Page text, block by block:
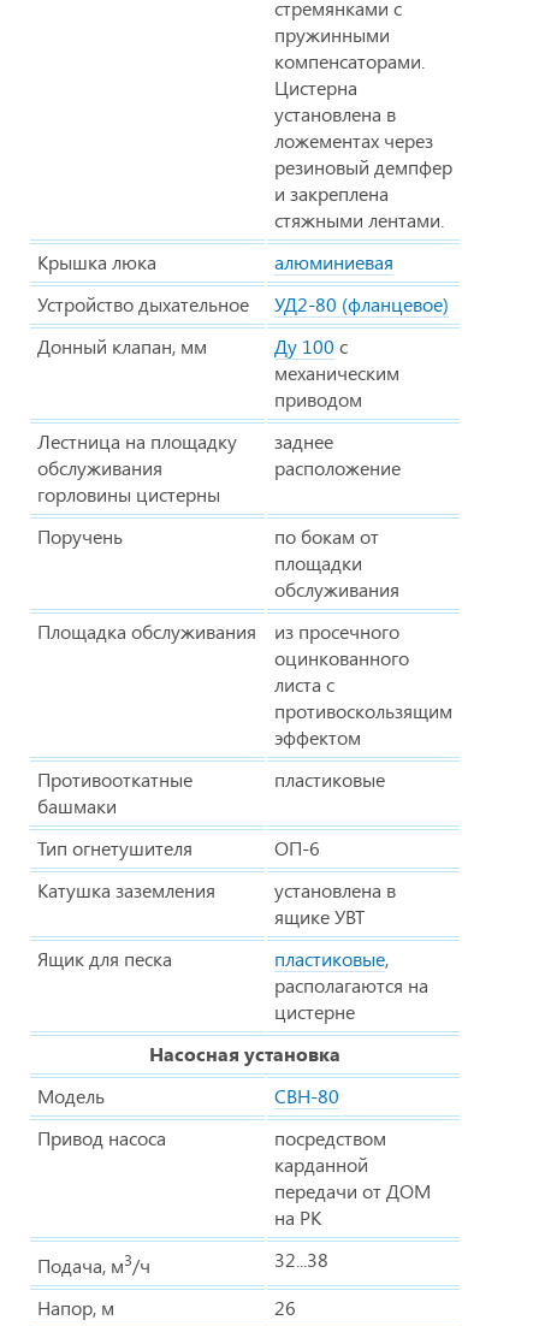
стремянками с
пружинными
компенсаторами.
Цистерна
установлена в
ложементах через
резиновый демпфер
и закреплена
стяжными лентами.
Крышка люка
алюминиевая
Устройство дыхательное
УД2-80 (фланцевое)
Донный клапан, мм
Ду 100 с
механическим
приводом
Лестница на площадку
обслуживания
горловины цистерны
заднее
расположение
Поручень
по бокам от
площадки
обслуживания
Площадка обслуживания
из просечного
оцинкованного
листа с
противоскользящим
эффектом
Противооткатные
башмаки
пластиковые
Тип огнетушителя
ОП-6
Катушка заземления
установлена в
ящике УВТ
Ящик для песка
пластиковые,
располагаются на
цистерне
Насосная установка
Модель
СВН-80
Привод насоса
посредством
карданной
передачи от ДОМ
на РК
Подача, м3/ч
32...38
Напор, м
26